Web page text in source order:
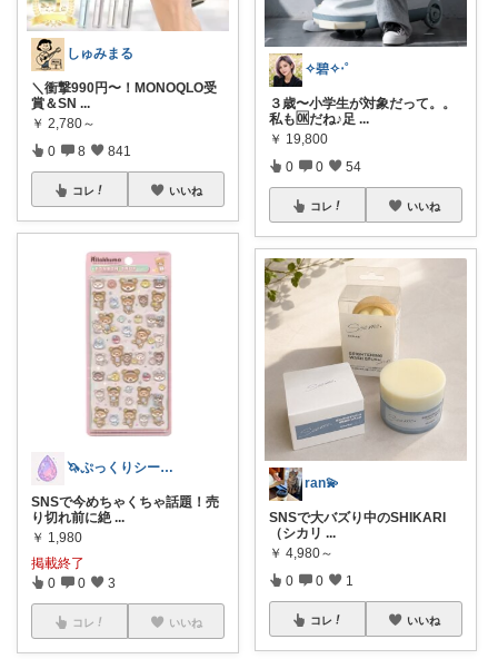
しゅみまる
＼衝撃990円〜！MONOQLO受
賞＆SN ...
￥ 2,780～
0 8 841
コレ いいね
🦄ぷっくりシール屋さん🍬
SNSで今めちゃくちゃ話題！売
り切れ前に絶 ...
￥ 1,980
掲載終了
0 0 3
コレ いいね
✧碧✧‧˚
３歳〜小学生が対象だって。。
私も🆗だね♪足 ...
￥ 19,800
0 0 54
コレ いいね
ran💫
SNSで大バズり中のSHIKARI
（シカリ ...
￥ 4,980～
0 0 1
コレ いいね